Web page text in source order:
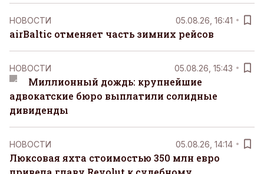
НОВОСТИ 05.08.26, 16:41
airBaltic отменяет часть зимних рейсов
НОВОСТИ 05.08.26, 15:43
Миллионный дождь: крупнейшие
адвокатские бюро выплатили солидные
дивиденды
НОВОСТИ 05.08.26, 14:14
Люксовая яхта стоимостью 350 млн евро